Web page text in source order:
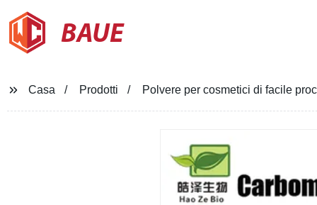
BAUE
Casa Prodotti Polvere per cosmetici di facile